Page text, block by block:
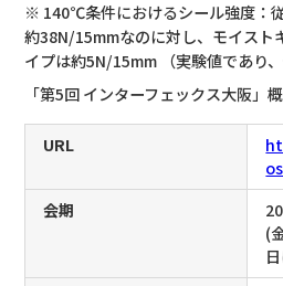
※ 140℃条件におけるシール強度：
約38N/15mmなのに対し、モイスト
イプは約5N/15mm （実験値であり
「第5回 インターフェックス大阪」
URL
会期
(